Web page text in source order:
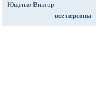
Ющенко Виктор
все персоны